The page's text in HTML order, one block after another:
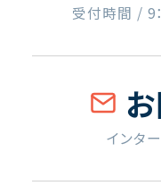
受付時間 / 9
インタ